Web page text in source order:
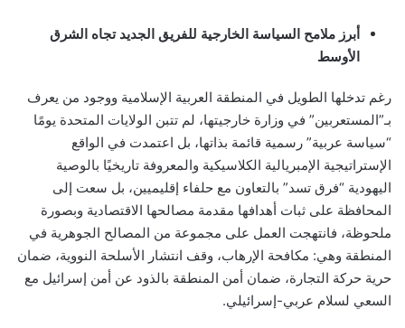
أبرز ملامح السياسة الخارجية للفريق الجديد تجاه الشرق
الأوسط
رغم تدخلها الطويل في المنطقة العربية الإسلامية ووجود من يعرف
بـ”المستعربين” في وزارة خارجيتها، لم تتبن الولايات المتحدة يومًا
“سياسة عربية” رسمية قائمة بذاتها، بل اعتمدت في الواقع
الإستراتيجية الإمبريالية الكلاسيكية والمعروفة تاريخيًا بالوصية
اليهودية “فرق تسد” بالتعاون مع حلفاء إقليميين، بل سعت إلى
المحافظة على ثبات أهدافها مقدمة مصالحها الاقتصادية وبصورة
ملحوظة، فانتهجت العمل على مجموعة من المصالح الجوهرية في
المنطقة وهي: مكافحة الإرهاب، وقف انتشار الأسلحة النووية، ضمان
حرية حركة التجارة، ضمان أمن المنطقة بالذود عن أمن إسرائيل مع
السعي لسلام عربي-إسرائيلي.